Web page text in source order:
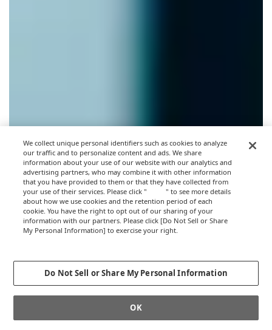
We collect unique personal identifiers such as cookies to analyze
our traffic and to personalize content and ads. We share
information about your use of our website with our analytics and
advertising partners, who may combine it with other information
that you have provided to them or that they have collected from
your use of their services. Please click "
here" to see more details
about how we use cookies and the retention period of each
cookie. You have the right to opt out of our sharing of your
information with our partners. Please click [Do Not Sell or Share
My Personal Information] to exercise your right.
Do Not Sell or Share My Personal Information
OK